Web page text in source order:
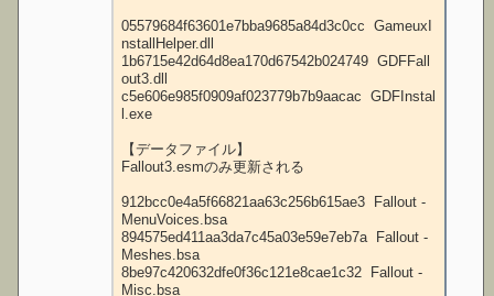
05579684f63601e7bba9685a84d3c0cc  GameuxI
nstallHelper.dll
1b6715e42d64d8ea170d67542b024749  GDFFall
out3.dll
c5e606e985f0909af023779b7b9aacac  GDFInstal
l.exe
【データファイル】
Fallout3.esmのみ更新される
912bcc0e4a5f66821aa63c256b615ae3  Fallout -
MenuVoices.bsa
894575ed411aa3da7c45a03e59e7eb7a  Fallout -
Meshes.bsa
8be97c420632dfe0f36c121e8cae1c32  Fallout -
Misc.bsa